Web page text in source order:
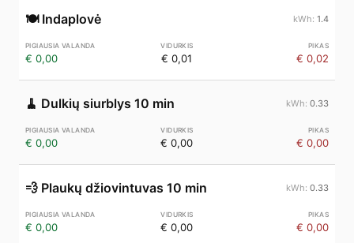
🍽️ Indaplovė 1.4
€ 0,00 € 0,01 € 0,02
🧹 Dulkių siurblys 10 min 0.33
€ 0,00 € 0,00 € 0,00
💨 Plaukų džiovintuvas 10 min 0.33
€ 0,00 € 0,00 € 0,00